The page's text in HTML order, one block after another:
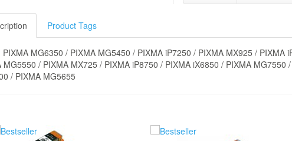
Product Tags
PIXMA MG6350 / PIXMA MG5450 / PIXMA iP7250 / PIXMA MX925 / PIXMA
MG5550 / PIXMA MX725 / PIXMA iP8750 / PIXMA iX6850 / PIXMA
/ PIXMA MG5655